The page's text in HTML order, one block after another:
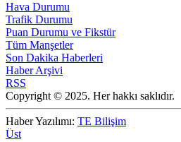
Hava Durumu
Trafik Durumu
Puan Durumu ve Fikstür
Tüm Manşetler
Son Dakika Haberleri
Haber Arşivi
RSS
Copyright © 2025. Her hakkı saklıdır.
Haber Yazılımı: TE Bilişim
Üst